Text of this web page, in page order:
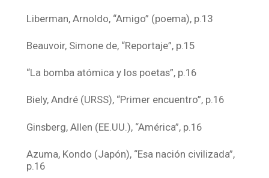
Liberman, Arnoldo, “Amigo” (poema), p.13
Beauvoir, Simone de, “Reportaje”, p.15
“La bomba atómica y los poetas”, p.16
Biely, André (URSS), “Primer encuentro”, p.16
Ginsberg, Allen (EE.UU.), “América”, p.16
Azuma, Kondo (Japón), “Esa nación civilizada”,
p.16